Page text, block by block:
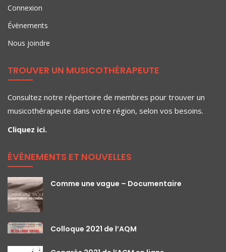
Connexion
Évènements
Nous joindre
TROUVER UN MUSICOTHÉRAPEUTE
Consultez notre répertoire de membres pour trouver un
musicothérapeute dans votre région, selon vos besoins.
Cliquez ici.
ÉVÈNEMENTS ET NOUVELLES
Comme une vague – Documentaire
Colloque 2021 de l’AQM